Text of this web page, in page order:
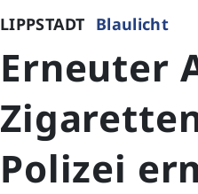
LIPPSTADT Blaulicht
Erneuter
Polizei